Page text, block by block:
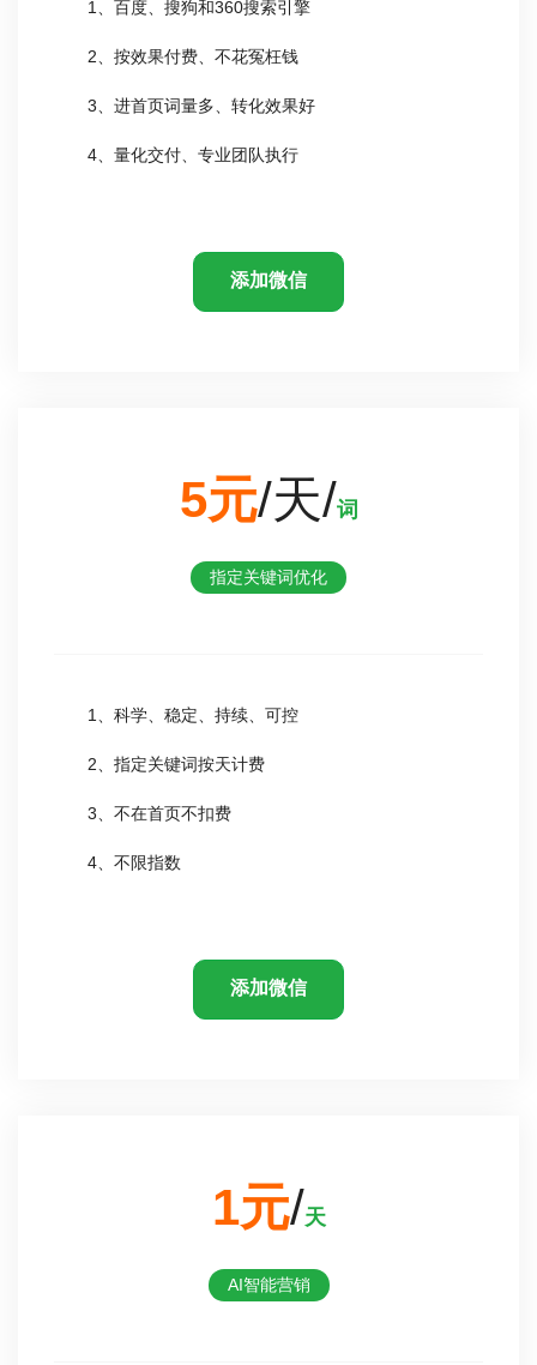
1、百度、搜狗和360搜索引擎
2、按效果付费、不花冤枉钱
3、进首页词量多、转化效果好
4、量化交付、专业团队执行
添加微信
5元/天/词
指定关键词优化
1、科学、稳定、持续、可控
2、指定关键词按天计费
3、不在首页不扣费
4、不限指数
添加微信
1元/天
AI智能营销